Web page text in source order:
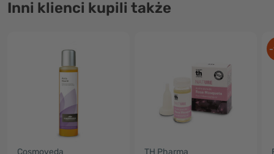
Inni klienci kupili także
Cosmoveda TH Pharma
-